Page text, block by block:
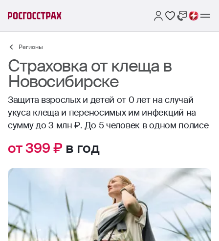
Регионы
Страховка от клеща в
Новосибирске
Защита взрослых и детей от 0 лет на случай
укуса клеща и переносимых им инфекций на
сумму до 3 млн ₽. До 5 человек в одном полисе
от 399 ₽в год